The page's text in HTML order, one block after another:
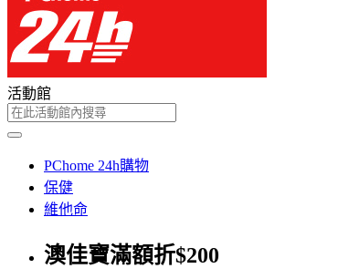
活動館
PChome 24h購物
保健
維他命
澳佳寶滿額折$200